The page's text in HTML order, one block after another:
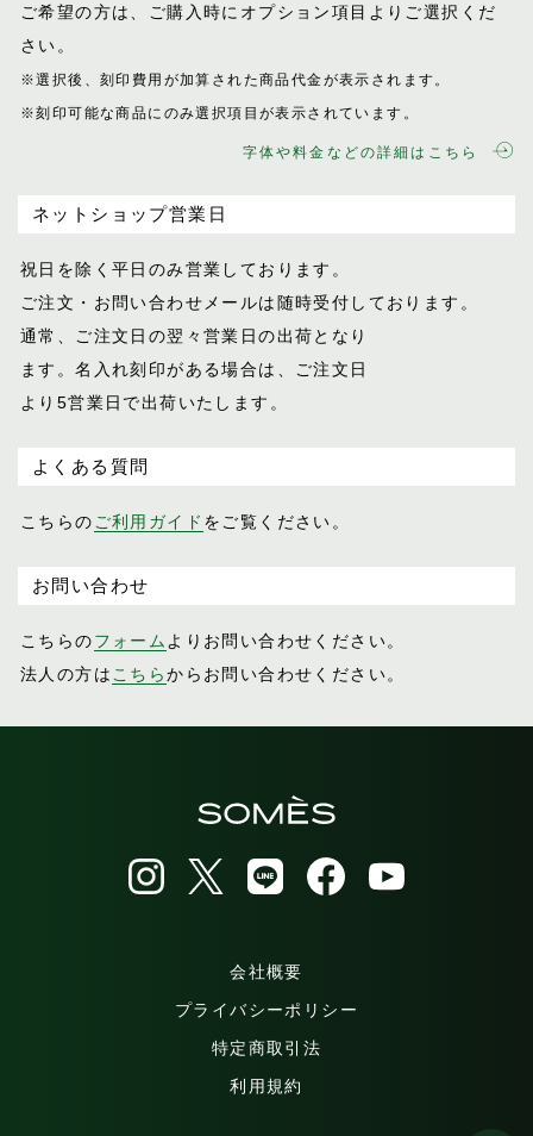
ご希望の方は、ご購入時にオプション項目 よりご選択くだ
さい。
※選択後、刻印費用が加算された商品代金が表示 されます。
※刻印可能な商品にのみ選択項目が表示されてい ます。
字体や料金などの詳細はこちら
ネットショップ営業日
祝日を除く平日のみ営業しております。
ご注文・お問い合わせメールは随時受付し ております。
通常、ご注文日の翌々営業日の出荷となり
ます。名入れ刻印がある場合は、ご注文日
より5営業日で出荷いたします。
よくある質問
こちらの ご利用ガイド をご覧ください。
お問い合わせ
こちらのフォーム よりお問い合わせください。
法人の方は こちらからお問い合わせください。
会社概要
プライバシーポリシー
特定商取引法
利用規約